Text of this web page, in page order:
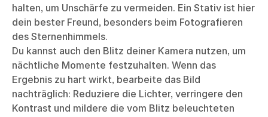
halten, um Unschärfe zu vermeiden. Ein Stativ ist hier
dein bester Freund, besonders beim Fotografieren
des Sternenhimmels.
Du kannst auch den Blitz deiner Kamera nutzen, um
nächtliche Momente festzuhalten. Wenn das
Ergebnis zu hart wirkt, bearbeite das Bild
nachträglich: Reduziere die Lichter, verringere den
Kontrast und mildere die vom Blitz beleuchteten